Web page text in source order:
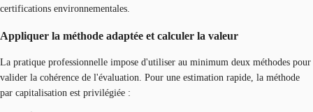
certifications environnementales.
Appliquer la méthode adaptée et calculer la valeur
La pratique professionnelle impose d'utiliser au minimum deux méthodes pour
valider la cohérence de l'évaluation. Pour une estimation rapide, la méthode
par capitalisation est privilégiée :